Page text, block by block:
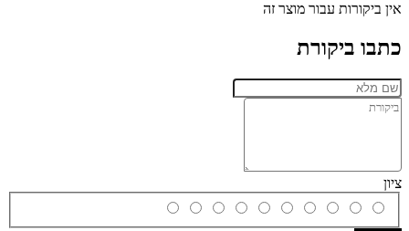
אין ביקורות עבור מוצר זה
כתבו ביקורת
ציון